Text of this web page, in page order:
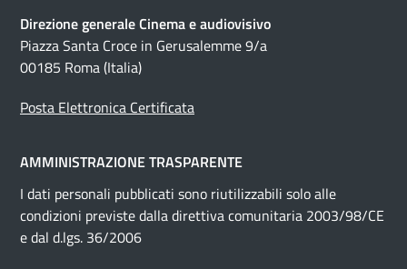
Direzione generale Cinema e audiovisivo
Piazza Santa Croce in Gerusalemme 9/a
00185 Roma (Italia)
Posta Elettronica Certificata
AMMINISTRAZIONE TRASPARENTE
I dati personali pubblicati sono riutilizzabili solo alle
condizioni previste dalla direttiva comunitaria 2003/98/CE
e dal d.lgs. 36/2006